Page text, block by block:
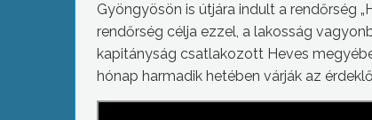
Gyöngyösön is útjára indult a rendőrség
rendőrség célja ezzel, a lakosság
kapitányság csatlakozott Heves
hónap harmadik hetében várják az